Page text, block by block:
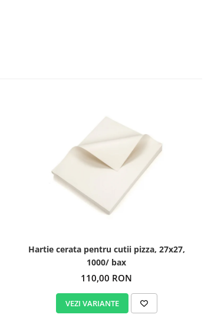
Hartie cerata pentru cutii pizza, 27x27,
1000/ bax
110,00 RON
VEZI VARIANTE